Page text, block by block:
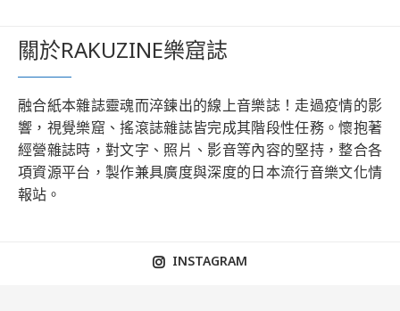
關於RAKUZINE樂窟誌
融合紙本雜誌靈魂而淬鍊出的線上音樂誌！走過疫情的影
響，視覺樂窟、搖滾誌雜誌皆完成其階段性任務。懷抱著
經營雜誌時，對文字、照片、影音等內容的堅持，整合各
項資源平台，製作兼具廣度與深度的日本流行音樂文化情
報站。
INSTAGRAM